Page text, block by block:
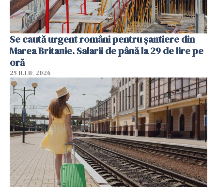
Se caută urgent români pentru șantiere din
Marea Britanie. Salarii de până la 29 de lire pe
oră
25 IULIE 2026